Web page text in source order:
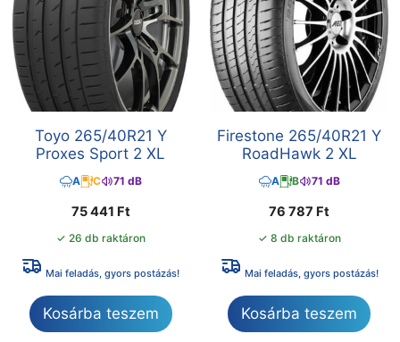
Toyo 265/40R21 Y
Proxes Sport 2 XL
A C 71 dB
75 441 Ft
✓ 26 db raktáron
Mai feladás, gyors postázás!
Kosárba teszem
Firestone 265/40R21 Y
RoadHawk 2 XL
A B 71 dB
76 787 Ft
✓ 8 db raktáron
Mai feladás, gyors postázás!
Kosárba teszem